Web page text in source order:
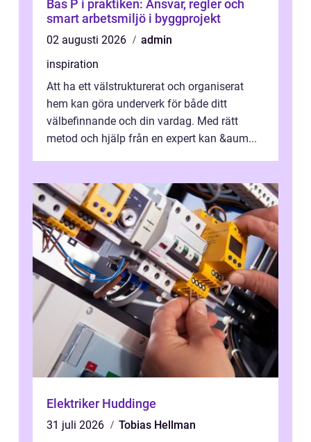
Bas P i praktiken: Ansvar, regler och
smart arbetsmiljö i byggprojekt
02 augusti 2026
admin
inspiration
Att ha ett välstrukturerat och organiserat
hem kan göra underverk för både ditt
välbefinnande och din vardag. Med rätt
metod och hjälp från en expert kan &aum...
Elektriker Huddinge
31 juli 2026
Tobias Hellman